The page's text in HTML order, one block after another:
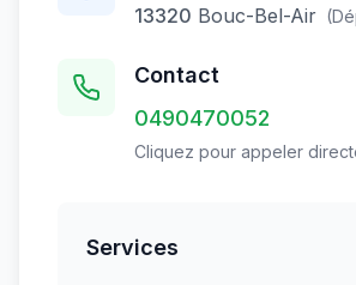
13320 Bouc-Bel-Air
Contact
0490470052
Cliquez pour appeler
Services